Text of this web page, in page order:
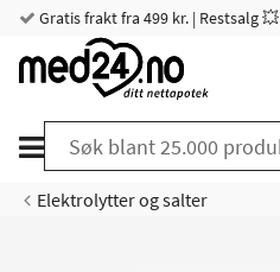
Gratis frakt fra 499 kr. | Restsalg 💥
Elektrolytter og salter